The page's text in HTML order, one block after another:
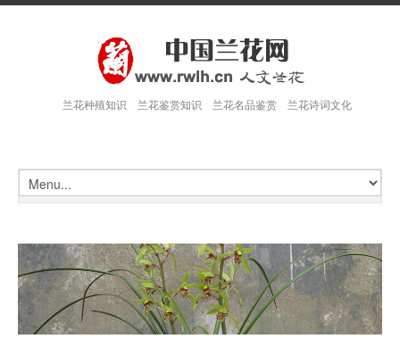
兰花种殖知识 兰花鉴赏知识 兰花名品鉴赏 兰花诗词文化